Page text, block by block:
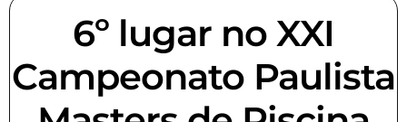
6º lugar no XXI
Campeonato Paulista